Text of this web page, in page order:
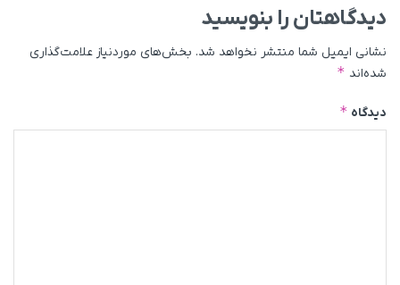
دیدگاهتان را بنویسید
نشانی ایمیل شما منتشر نخواهد شد. بخش‌های موردنیاز علامت‌گذاری
شده‌اند *
دیدگاه *